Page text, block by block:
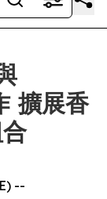
擴展香
--